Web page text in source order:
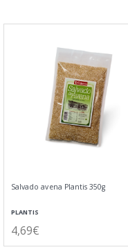
Salvado avena Plantis 350g
PLANTIS
4,69€